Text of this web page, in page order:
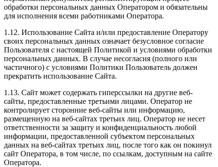
обработки персональных данных Оператором и обязательны
для исполнения всеми работниками Оператора.
1.12. Использование Сайта и/или предоставление Оператору
своих персональных данных означает безусловное согласие
Пользователя с настоящей Политикой и условиями обработки
персональных данных. В случае несогласия (полного или
частичного) с условиями Политики Пользователь должен
прекратить использование Сайта.
1.13. Сайт может содержать гиперссылки на другие веб-
сайты, предоставленные третьими лицами. Оператор не
контролирует сторонние веб-сайты или информацию,
размещенную на веб-сайтах третьих лиц. Оператор не несет
ответственности за защиту и конфиденциальность любой
информации, предоставленной субъектом персональных
данных на веб-сайтах третьих лиц, после того как он покинул
сайт Оператора, в том числе, по ссылкам, доступным на сайте
Оператора.